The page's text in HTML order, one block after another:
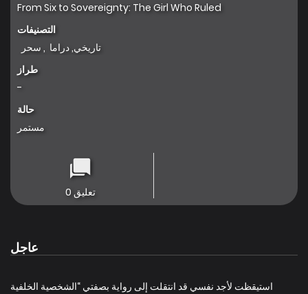
From Six to Sovereignty: The Girl Who Ruled
التصنيفات
تاريخي,دراما , سحر
طراز
-
حالة
مستمر
تعليق 0
عاجل
استيقظت لأجد نفسي قد انتقلت إلى رواية بصفتي “الشخصية الخلفية